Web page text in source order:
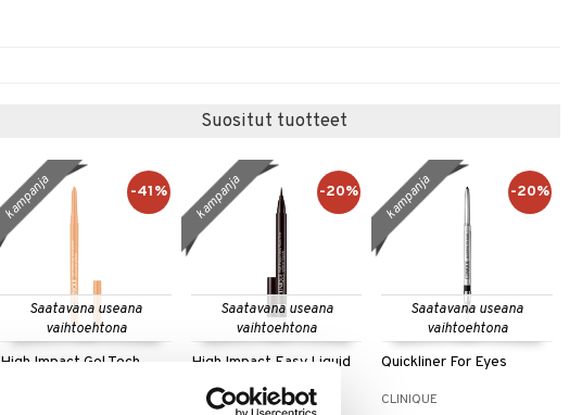
Suositut tuotteet
Saatavana useana
vaihtoehtona
High Impact Gel Tech
kampanja -41%
Saatavana useana
vaihtoehtona
High Impact Easy Liquid
CLINIQUE
kampanja -20%
Saatavana useana
vaihtoehtona
Quickliner For Eyes
CLINIQUE
kampanja -20%